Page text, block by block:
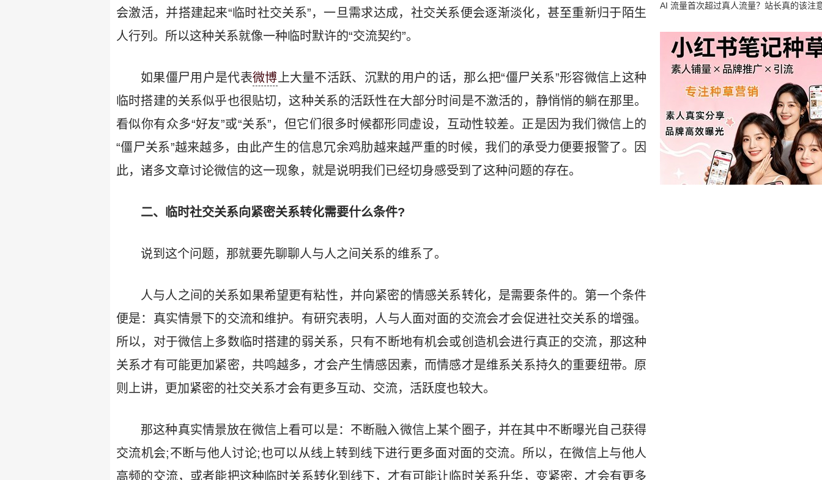
会激活，并搭建起来“临时社交关系”，一旦需求达成，社交关系便会逐渐淡化，甚至重新归于陌生
人行列。所以这种关系就像一种临时默许的“交流契约”。
如果僵尸用户是代表微博 上大量不活跃、沉默的用户的话，那么把“僵尸关系”形容微信上这种
临时搭建的关系似乎也很贴切，这种关系的活跃性在大部分时间是不激活的，静悄悄的躺在那里。
看似你有众多“好友”或“关系”，但它们很多时候都形同虚设，互动性较差。正是因为我们微信上的
“僵尸关系”越来越多，由此产生的信息冗余鸡肋越来越严重的时候，我们的承受力便要报警了。因
此，诸多文章讨论微信的这一现象，就是说明我们已经切身感受到了这种问题的存在。
二、临时社交关系向紧密关系转化需要什么条件?
说到这个问题，那就要先聊聊人与人之间关系的维系了。
人与人之间的关系如果希望更有粘性，并向紧密的情感关系转化，是需要条件的。第一个条件
便是：真实情景下的交流和维护。有研究表明，人与人面对面的交流会才会促进社交关系的增强。
所以，对于微信上多数临时搭建的弱关系，只有不断地有机会或创造机会进行真正的交流，那这种
关系才有可能更加紧密，共鸣越多，才会产生情感因素，而情感才是维系关系持久的重要纽带。原
则上讲，更加紧密的社交关系才会有更多互动、交流，活跃度也较大。
那这种真实情景放在微信上看可以是：不断融入微信上某个圈子，并在其中不断曝光自己获得
交流机会;不断与他人讨论;也可以从线上转到线下进行更多面对面的交流。所以，在微信上与他人
高频的交流，或者能把这种临时关系转化到线下，才有可能让临时关系升华，变紧密，才会有更多
竟然靠中国AI帮忙善后
AI 流量首次超过真人流量？站长真的该注